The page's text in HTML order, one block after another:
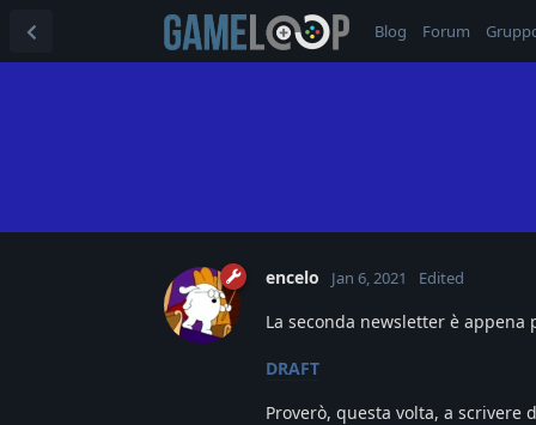
Blog Forum
encelo Jan 6, 2021 Edited
La seconda newsletter è appena
DRAFT
Proverò, questa volta, a